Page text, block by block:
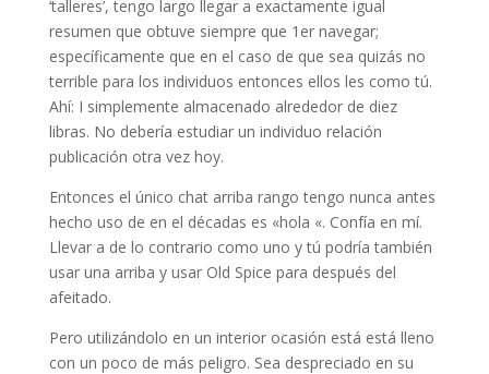
‘talleres’, tengo largo llegar a exactamente igual
resumen que obtuve siempre que 1er navegar;
específicamente que en el caso de que sea quizás no
terrible para los individuos entonces ellos les como tú.
Ahí: I simplemente almacenado alrededor de diez
libras. No debería estudiar un individuo relación
publicación otra vez hoy.
Entonces el único chat arriba rango tengo nunca antes
hecho uso de en el décadas es «hola «. Confía en mí.
Llevar a de lo contrario como uno y tú podría también
usar una arriba y usar Old Spice para después del
afeitado.
Pero utilizándolo en un interior ocasión está está lleno
con un poco de más peligro. Sea despreciado en su